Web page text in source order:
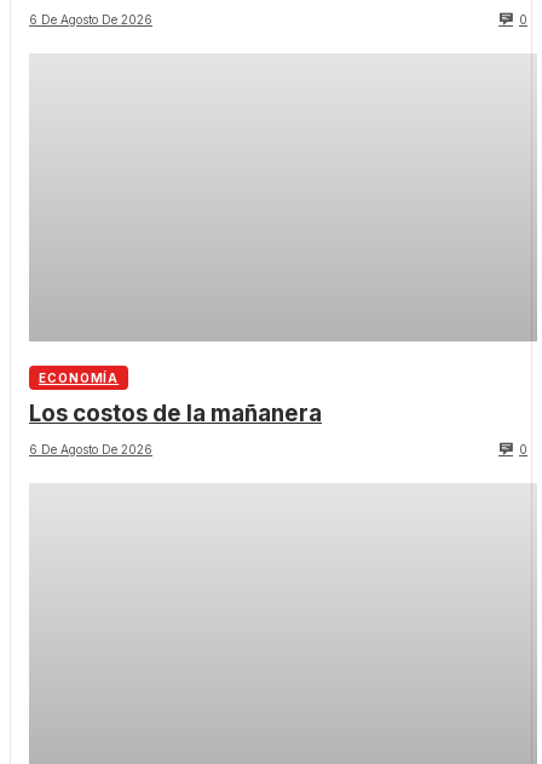
6 De Agosto De 2026 0
ECONOMÍA
Los costos de la mañanera
6 De Agosto De 2026 0